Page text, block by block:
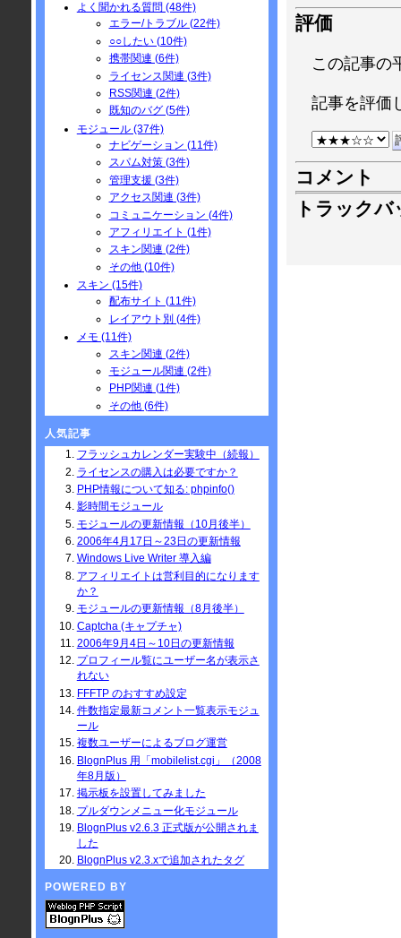
評価
この記事の
記事を評価
コメント
トラックバ
よく聞かれる質問 (48件)
エラー/トラブル (22件)
○○したい (10件)
携帯関連 (6件)
ライセンス関連 (3件)
RSS関連 (2件)
既知のバグ (5件)
モジュール (37件)
ナビゲーション (11件)
スパム対策 (3件)
管理支援 (3件)
アクセス関連 (3件)
コミュニケーション (4件)
アフィリエイト (1件)
スキン関連 (2件)
その他 (10件)
スキン (15件)
配布サイト (11件)
レイアウト別 (4件)
メモ (11件)
スキン関連 (2件)
モジュール関連 (2件)
PHP関連 (1件)
その他 (6件)
人気記事
フラッシュカレンダー実験中（続報）
ライセンスの購入は必要ですか？
PHP情報について知る: phpinfo()
影時間モジュール
モジュールの更新情報（10月後半）
2006年4月17日～23日の更新情報
Windows Live Writer 導入編
アフィリエイトは営利目的になります
か？
モジュールの更新情報（8月後半）
Captcha (キャプチャ)
2006年9月4日～10日の更新情報
プロフィール覧にユーザー名が表示さ
れない
FFFTP のおすすめ設定
件数指定最新コメント一覧表示モジュ
ール
複数ユーザーによるブログ運営
BlognPlus 用「mobilelist.cgi」（2008
年8月版）
掲示板を設置してみました
プルダウンメニュー化モジュール
BlognPlus v2.6.3 正式版が公開されま
した
BlognPlus v2.3.xで追加されたタグ
POWERED BY